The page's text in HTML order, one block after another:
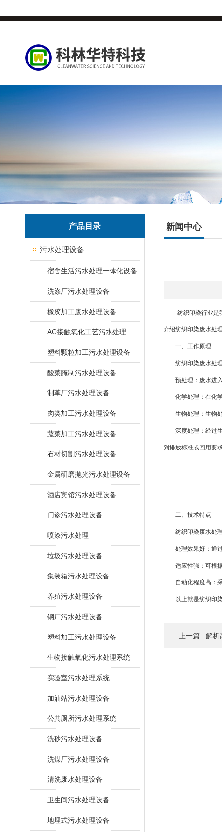
产品目录
污水处理设备
宿舍生活污水处理一体化设备
洗涤厂污水处理设备
橡胶加工废水处理设备
塑料颗粒加工污水处理设备
酸菜腌制污水处理设备
制革厂污水处理设备
肉类加工污水处理设备
蔬菜加工污水处理设备
石材切割污水处理设备
金属研磨抛光污水处理设备
酒店宾馆污水处理设备
门诊污水处理设备
喷漆污水处理
垃圾污水处理设备
集装箱污水处理设备
养殖污水处理设备
钢厂污水处理设备
塑料加工污水处理设备
生物接触氧化污水处理系统
​实验室污水处理系统
加油站污水处理设备
公共厕所污水处理系统
洗砂污水处理设备
洗煤厂污水处理设备
清洗废水处理设备
卫生间污水处理设备
地埋式污水处理设备
新闻中心
纺织印染行业是我
介绍纺织印染废水处
一、工作原理
纺织印染废水处理
预处理：废水进入
化学处理：在化学
生物处理：生物处
深度处理：经过生
到排放标准或回用要
二、技术特点
纺织印染废水处理
处理效果好：通过
适应性强：可根据
自动化程度高：采
以上就是纺织印染
上一篇 : 解析